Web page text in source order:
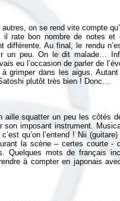
on se rend vite compte
rate bon nombre de notes et
différente. Au final, le rendu
un peu. On le dit malade…
eu l’occasion de parler de
grimper dans les aigus.
plutôt très bien ! Donc…
aille squatter un peu les côtés
imposant instrument.
qu’on l’entend ! Nii
la scène – certes courte -
Quelques mots de français
à compter en japonais